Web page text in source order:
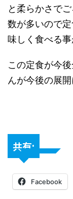
と柔らかさで
数が多いので
味しく食べる事
この定食が今
んが今後の展
共有:
Facebook